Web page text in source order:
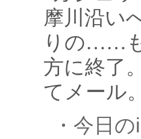
摩川沿い
りの……
方に終了
てメール。
・今日